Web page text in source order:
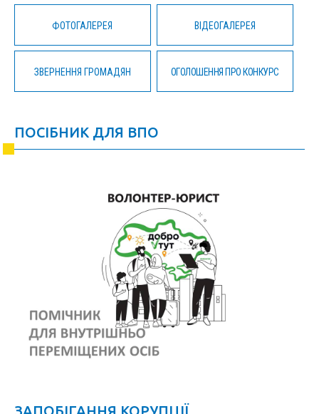
ФОТОГАЛЕРЕЯ ВІДЕОГАЛЕРЕЯ
ЗВЕРНЕННЯ ГРОМАДЯН ОГОЛОШЕННЯ ПРО КОНКУРС
ПОСІБНИК ДЛЯ ВПО